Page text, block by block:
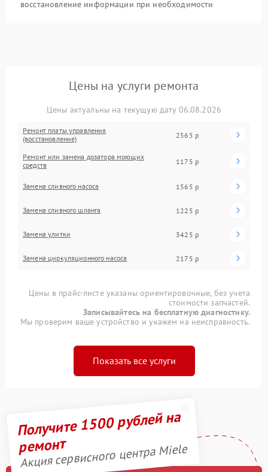
восстановление информации при необходимости
Цены на услуги ремонта
Цены актуальны на текущую дату 06.08.2026
Ремонт платы управления
(восстановление)
2565 р
Ремонт или замена дозатора моющих
средств
1175 р
Замена сливного насоса 1565 р
Замена сливного шланга 1225 р
Замена улитки 3425 р
Замена циркуляционного насоса 2175 р
Цены в прайс-листе указаны ориентировочные, без учета
стоимости запчастей.
Записывайтесь на бесплатную диагностику.
Мы проверим ваше устройство и укажем на неисправность.
Показать все услуги
Получите 1500 рублей на
ремонт
Акция сервисного центра Miele